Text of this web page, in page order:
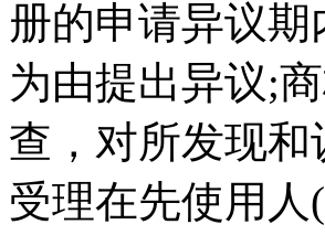
册的申请异议
为由提出异议;
查，对所发现
受理在先使用